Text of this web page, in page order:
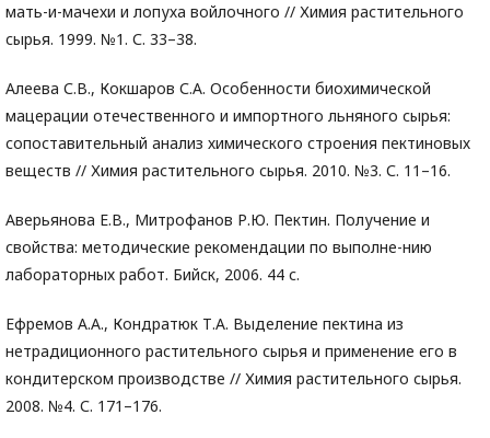
мать-и-мачехи и лопуха войлочного // Химия растительного
сырья. 1999. №1. С. 33–38.
Алеева С.В., Кокшаров С.А. Особенности биохимической
мацерации отечественного и импортного льняного сырья:
сопоставительный анализ химического строения пектиновых
веществ // Химия растительного сырья. 2010. №3. С. 11–16.
Аверьянова Е.В., Митрофанов Р.Ю. Пектин. Получение и
свойства: методические рекомендации по выполне-нию
лабораторных работ. Бийск, 2006. 44 с.
Ефремов А.А., Кондратюк Т.А. Выделение пектина из
нетрадиционного растительного сырья и применение его в
кондитерском производстве // Химия растительного сырья.
2008. №4. С. 171–176.